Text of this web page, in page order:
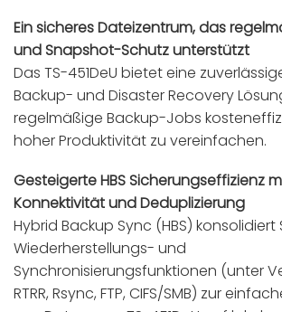
Ein sicheres Dateizentrum, das
und Snapshot-Schutz unterstützt
Das TS-451DeU bietet eine
Backup- und Disaster Recovery
regelmäßige Backup-Jobs
hoher Produktivität zu vereinfachen.
Gesteigerte HBS Sicherungseffizienz
Konnektivität und Deduplizierung
Hybrid Backup Sync (HBS)
Wiederherstellungs- und
Synchronisierungsfunktionen (unter
RTRR, Rsync, FTP, CIFS/SMB) zur